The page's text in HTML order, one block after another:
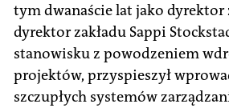
tym dwanaście lat jako dyrektor
dyrektor zakładu Sappi
stanowisku z powodzeniem
projektów, przyspieszył
szczupłych systemów